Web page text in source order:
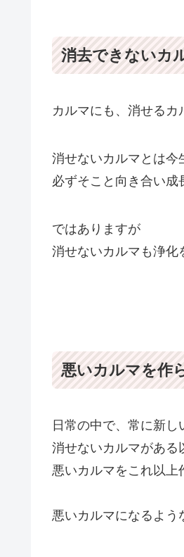
消去できないカ
カルマにも、消せる
消せないカルマとは今
必ずそこと向き合い成
ではありますが
消せないカルマも浄化
悪いカルマを作
日常の中で、常に新
消せないカルマがある
悪いカルマをこれ以上
悪いカルマになるよう